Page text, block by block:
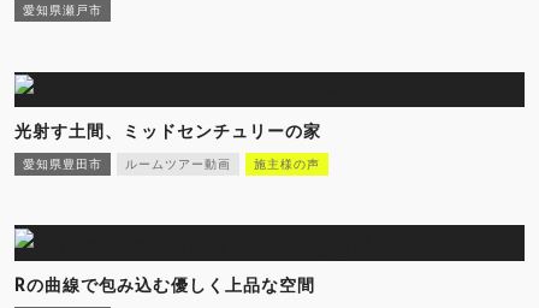
愛知県瀬戸市
光射す土間、ミッドセンチュリーの家
愛知県豊田市 ルームツアー動画 施主様の声
Rの曲線で包み込む優しく上品な空間